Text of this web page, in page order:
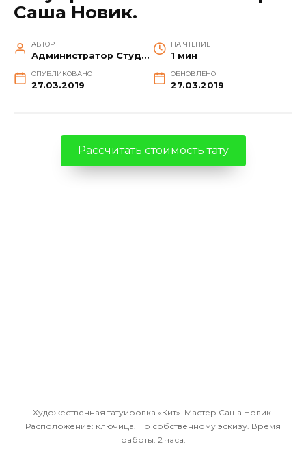
Саша Новик.
АВТОР
Администратор Студии
НА ЧТЕНИЕ
1 мин
ОПУБЛИКОВАНО
27.03.2019
ОБНОВЛЕНО
27.03.2019
Рассчитать стоимость тату
Художественная татуировка «Кит». Мастер Саша Новик.
Расположение: ключица. По собственному эскизу. Время
работы: 2 часа.